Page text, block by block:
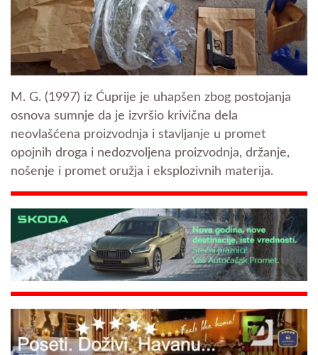
M. G. (1997) iz Ćuprije je uhapšen zbog postojanja
osnova sumnje da je izvršio krivična dela
neovlašćena proizvodnja i stavljanje u promet
opojnih droga i nedozvoljena proizvodnja, držanje,
nošenje i promet oružja i eksplozivnih materija.